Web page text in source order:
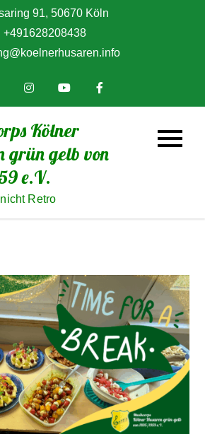
91, 50670 Köln
+491628208438
Kölner
grün gelb von
e.V.
Retro